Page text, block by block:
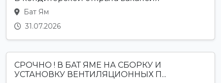
Бат Ям
31.07.2026
СРОЧНО ! В БАТ ЯМЕ НА СБОРКУ И
УСТАНОВКУ ВЕНТИЛЯЦИОННЫХ П...